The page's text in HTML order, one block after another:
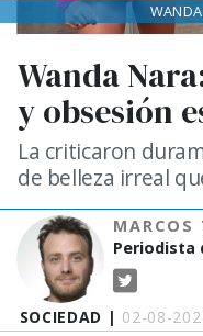
SOCIEDAD | 02-08-
Wanda
y obsesión
La criticaron
de belleza irreal
MARCOS
Periodista